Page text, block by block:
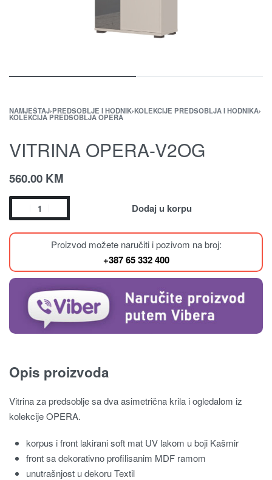
NAMJEŠTAJ›PREDSOBLJE I HODNIK›KOLEKCIJE PREDSOBLJA I HODNIKA›
KOLEKCIJA PREDSOBLJA OPERA
VITRINA OPERA-V2OG
560.00 KM
Dodaj u korpu
Proizvod možete naručiti i pozivom na broj:
+387 65 332 400
Opis proizvoda
Vitrina za predsoblje sa dva asimetrična krila i ogledalom iz
kolekcije OPERA.
korpus i front lakirani soft mat UV lakom u boji Kašmir
front sa dekorativno profilisanim MDF ramom
unutrašnjost u dekoru Textil